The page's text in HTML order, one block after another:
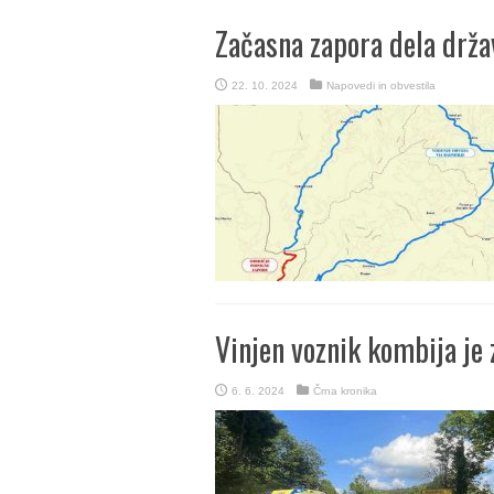
Začasna zapora dela
22. 10. 2024 Napovedi in obvestila
Vinjen voznik kombija
6. 6. 2024 Črna kronika